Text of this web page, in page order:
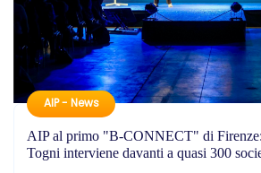
AIP - News
AIP al primo "B-CONNECT" di
Togni interviene davanti a quasi 300